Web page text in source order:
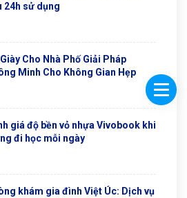
24h sử dụng
Cho Nhà Phố Giải Pháp
Minh Cho Không Gian Hẹp
giá độ bền vỏ nhựa Vivobook khi
đi học mỗi ngày
khám gia đình Việt Úc: Dịch vụ